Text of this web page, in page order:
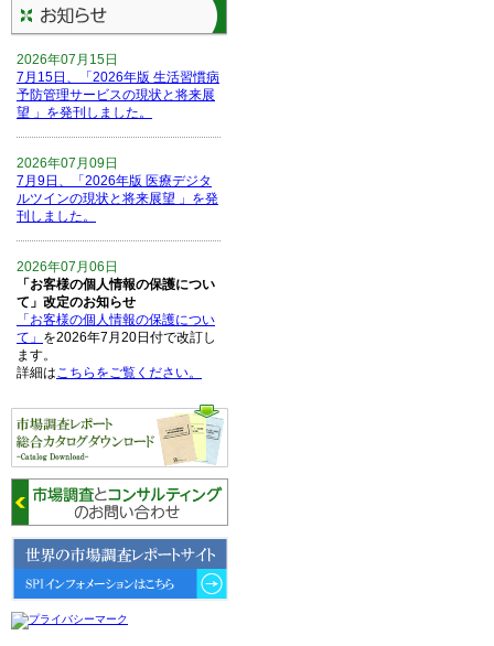
2026年07月15日
7月15日、「2026年版 生活習慣病
予防管理サービスの現状と将来展
望 」を発刊しました。
2026年07月09日
7月9日、「2026年版 医療デジタ
ルツインの現状と将来展望 」を発
刊しました。
2026年07月06日
「お客様の個人情報の保護につい
て」改定のお知らせ
「お客様の個人情報の保護につい
て」 を2026年7月20日付で改訂し
ます。
詳細はこちらをご覧ください。
2026年06月15日
6月15日、「中国の医療保険医薬
品リスト 」を発刊しました。
2026年06月01日
6月1日、「2026-27年版 5G SA、
6GにおけるIoT／サービス市場の
動向 」を発刊しました。
2026年04月30日
4月30日、「2026年版 オンライン